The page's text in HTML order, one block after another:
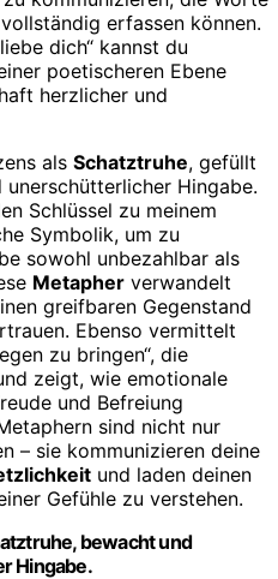
erfassen können.
dich“ kannst du
poetischeren Ebene
herzlicher und
als Schatztruhe, gefüllt
Hingabe.
Schlüssel zu meinem
Symbolik, um zu
sowohl unbezahlbar als
Metapher verwandelt
greifbaren Gegenstand
Ebenso vermittelt
zu bringen“, die
zeigt, wie emotionale
und Befreiung
sind nicht nur
– sie kommunizieren deine
und laden deinen
Gefühle zu verstehen.
bewacht und
Hingabe.